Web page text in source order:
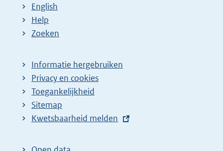
English
Help
Zoeken
Informatie hergebruiken
Privacy en cookies
Toegankelijkheid
Sitemap
E
t
Kwetsbaarheid melden